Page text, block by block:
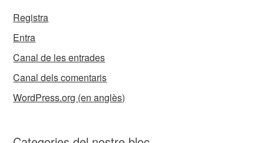
Registra
Entra
Canal de les entrades
Canal dels comentaris
WordPress.org (en anglès)